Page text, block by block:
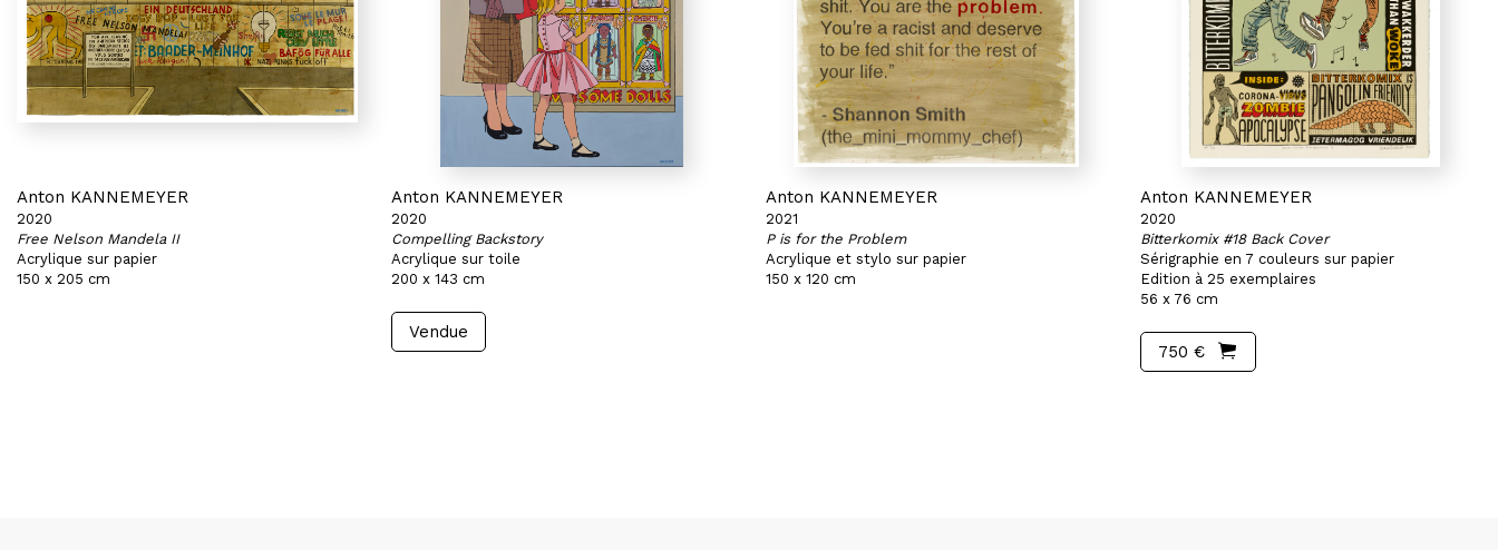
Anton KANNEMEYER
2020
Free Nelson Mandela II
Acrylique sur papier
150 x 205 cm
Anton KANNEMEYER
2020
Compelling Backstory
Acrylique sur toile
200 x 143 cm
Vendue
Anton KANNEMEYER
2021
P is for the Problem
Acrylique et stylo sur papier
150 x 120 cm
Anton KANNEMEYER
2020
Bitterkomix #18 Back Cover
Sérigraphie en 7 couleurs sur papier
Edition à 25 exemplaires
56 x 76 cm
750 €